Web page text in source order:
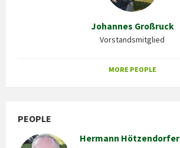
Johannes Großruck
Vorstandsmitglied
MORE PEOPLE
PEOPLE
Hermann Hötzendorfer